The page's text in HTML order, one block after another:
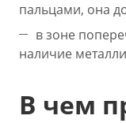
пальцами, она
в зоне
наличие
В чем